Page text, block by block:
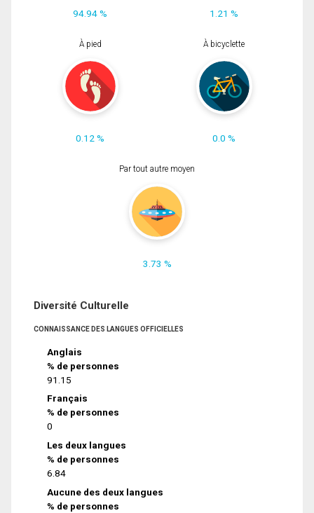
94.94 % 1.21 %
À pied
0.12 %
À bicyclette
0.0 %
Par tout autre moyen
3.73 %
Diversité Culturelle
CONNAISSANCE DES LANGUES OFFICIELLES
Anglais
% de personnes
91.15
Français
% de personnes
0
Les deux langues
% de personnes
6.84
Aucune des deux langues
% de personnes